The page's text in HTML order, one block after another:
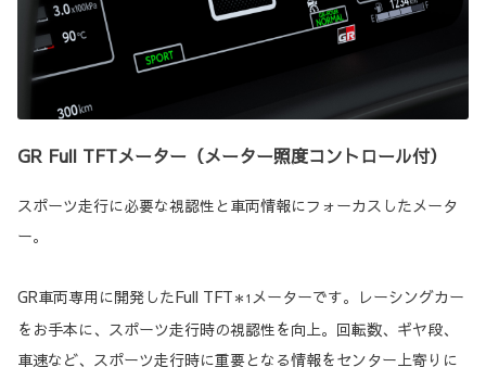
GR Full TFTメーター（メーター照度コントロール付）
スポーツ走行に必要な視認性と車両情報にフォーカスしたメータ
ー。
GR車両専用に開発したFull TFT ＊1 メーターです。レーシングカー
をお手本に、スポーツ走行時の視認性を向上。回転数、ギヤ段、
車速など、スポーツ走行時に重要となる情報をセンター上寄りに